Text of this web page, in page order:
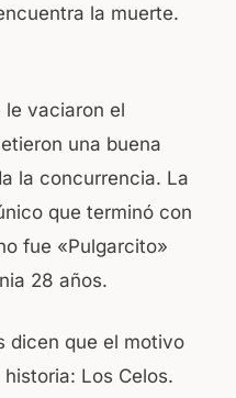
la muerte.
le vaciaron el
una buena
la concurrencia. La
que terminó con
fue «Pulgarcito»
28 años.
dicen que el motivo
Los Celos.